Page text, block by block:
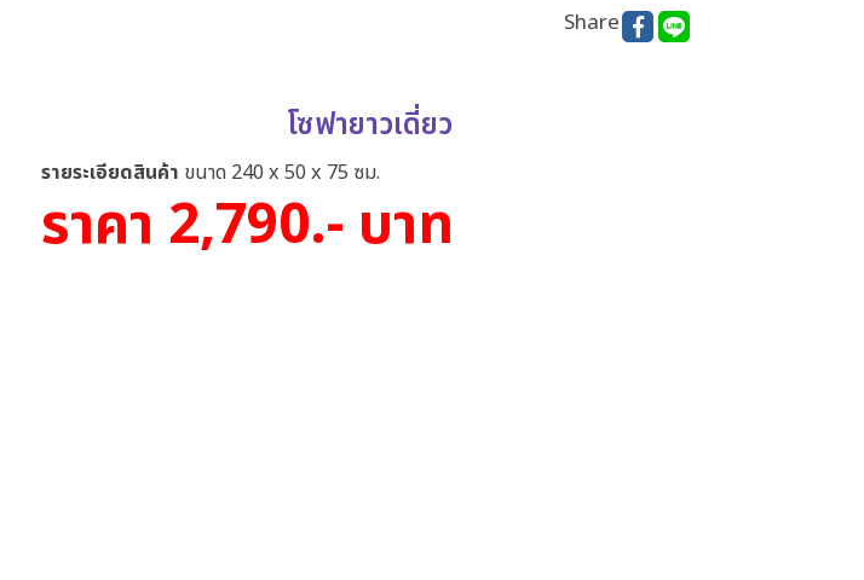
Share
โซฟายาวเดี่ยว
รายระเอียดสินค้า ขนาด 240 x 50 x 75 ซม.
ราคา 2,790.- บาท